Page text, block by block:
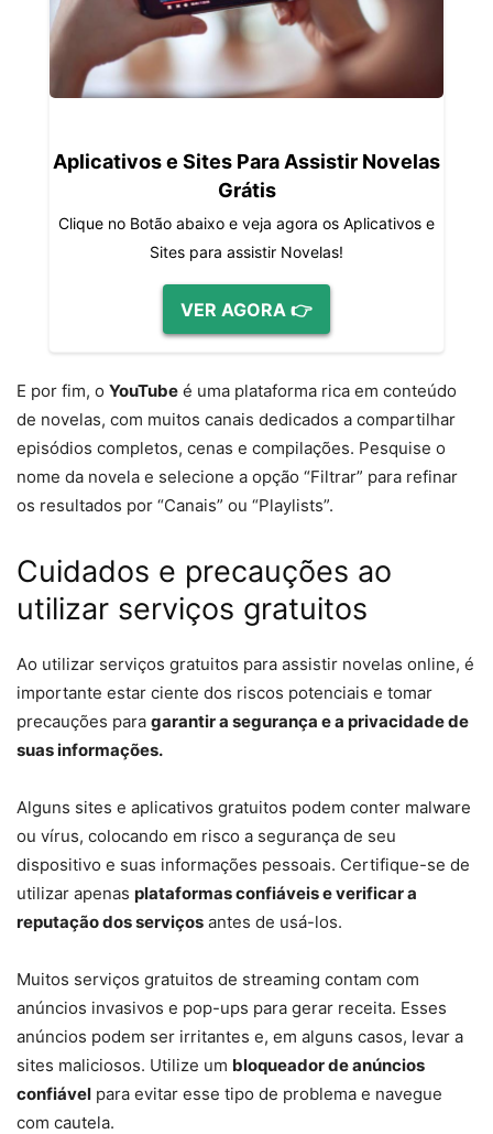
Aplicativos e Sites Para Assistir Novelas
Grátis
Clique no Botão abaixo e veja agora os Aplicativos e
Sites para assistir Novelas!
VER AGORA 👉
E por fim, o YouTube é uma plataforma rica em conteúdo
de novelas, com muitos canais dedicados a compartilhar
episódios completos, cenas e compilações. Pesquise o
nome da novela e selecione a opção “Filtrar” para refinar
os resultados por “Canais” ou “Playlists”.
Cuidados e precauções ao
utilizar serviços gratuitos
Ao utilizar serviços gratuitos para assistir novelas online, é
importante estar ciente dos riscos potenciais e tomar
precauções para garantir a segurança e a privacidade de
suas informações.
Alguns sites e aplicativos gratuitos podem conter malware
ou vírus, colocando em risco a segurança de seu
dispositivo e suas informações pessoais. Certifique-se de
utilizar apenas plataformas confiáveis e verificar a
reputação dos serviços antes de usá-los.
Muitos serviços gratuitos de streaming contam com
anúncios invasivos e pop-ups para gerar receita. Esses
anúncios podem ser irritantes e, em alguns casos, levar a
sites maliciosos. Utilize um bloqueador de anúncios
confiável para evitar esse tipo de problema e navegue
com cautela.